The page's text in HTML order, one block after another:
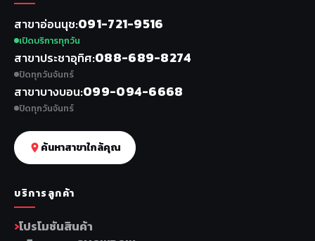
สาขาอ่อนนุช 091-721-9516
เปิดบริการทุกวัน
สาขาประชาอุทิศ 088-689-8274
ปิดทุกวันจันทร์
สาขาบางบอน 099-094-6668
ปิดทุกวันจันทร์
ค้นหาสาขาใกล้คุณ
บริการลูกค้า
โปรโมชันสินค้า